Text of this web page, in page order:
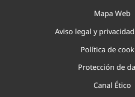
Mapa Web
Aviso legal y
Política de
Protección de
Canal Ético